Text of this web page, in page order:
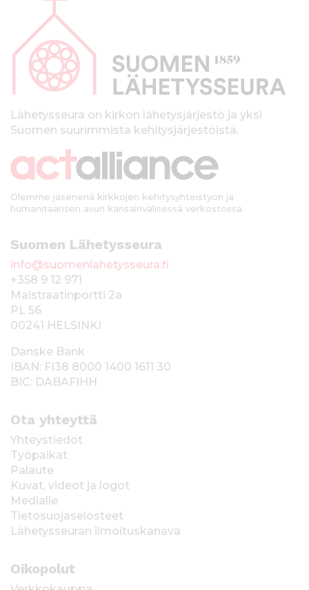
p
kLähetysseura on kirkon lähetysjärjestö ja yksi
Suomen suurimmista kehitysjärjestöistä.
Olemme jäsenenä kirkkojen kehitysyhteistyön ja
humanitaarisen avun kansainvälisessä verkostossa.
Suomen Lähetysseura
info@suomenlahetysseura.fi
+358 9 12 971
Maistraatinportti 2a
PL 56
00241 HELSINKI
Danske Bank
IBAN: FI38 8000 1400 1611 30
BIC: DABAFIHH
Ota yhteyttä
Yhteystiedot
Työpaikat
Palaute
Kuvat, videot ja logot
Medialle
Tietosuojaselosteet
Lähetysseuran ilmoituskanava
Oikopolut